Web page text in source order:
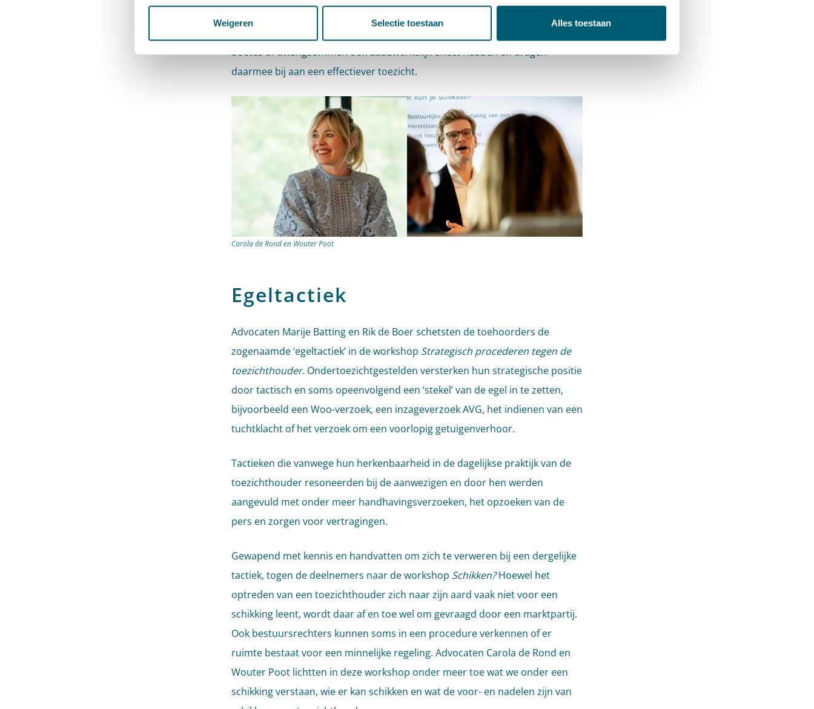
Weigeren Selectie toestaan Alles toestaan
daarbij horende bevoegdheden kunnen eraan bijdragen dat opgelegde
boetes of dwangsommen ook daadwerkelijk effect hebben en dragen
daarmee bij aan een effectiever toezicht.
Carola de Rond en Wouter Poot
Egeltactiek
Advocaten Marije Batting en Rik de Boer schetsten de toehoorders de
zogenaamde ‘egeltactiek’ in de workshop Strategisch procederen tegen de
toezichthouder. Ondertoezichtgestelden versterken hun strategische positie
door tactisch en soms opeenvolgend een ‘stekel’ van de egel in te zetten,
bijvoorbeeld een Woo-verzoek, een inzageverzoek AVG, het indienen van een
tuchtklacht of het verzoek om een voorlopig getuigenverhoor.
Tactieken die vanwege hun herkenbaarheid in de dagelijkse praktijk van de
toezichthouder resoneerden bij de aanwezigen en door hen werden
aangevuld met onder meer handhavingsverzoeken, het opzoeken van de
pers en zorgen voor vertragingen.
Gewapend met kennis en handvatten om zich te verweren bij een dergelijke
tactiek, togen de deelnemers naar de workshop Schikken?Hoewel het
optreden van een toezichthouder zich naar zijn aard vaak niet voor een
schikking leent, wordt daar af en toe wel om gevraagd door een marktpartij.
Ook bestuursrechters kunnen soms in een procedure verkennen of er
ruimte bestaat voor een minnelijke regeling. Advocaten Carola de Rond en
Wouter Poot lichtten in deze workshop onder meer toe wat we onder een
schikking verstaan, wie er kan schikken en wat de voor- en nadelen zijn van